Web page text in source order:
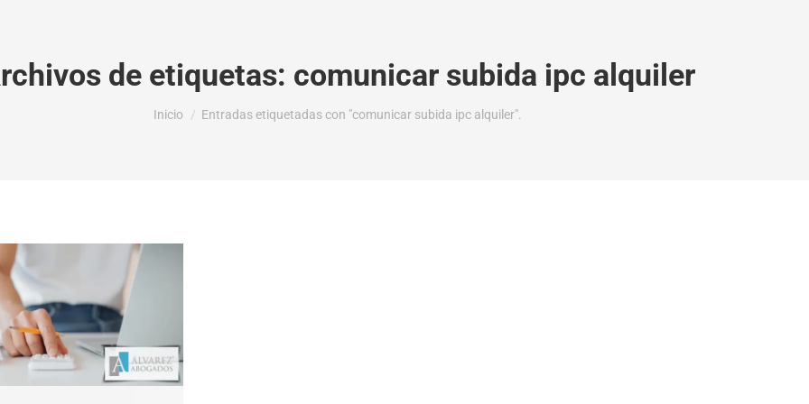
de etiquetas: comunicar subida ipc alquiler
Estás aquí:
Inicio Entradas etiquetadas con "comunicar subida ipc alquiler".